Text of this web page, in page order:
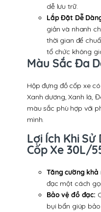
dễ lưu trữ.
Lắp Đặt Dễ
giản và nhanh
thời gian để
tổ chức không
Màu Sắc Đa
Hộp đựng đồ cốp xe
Xanh dương, Xanh lá,
màu sắc phù hợp với
mình.
Lợi Ích Khi
Cốp Xe 30L/
Tăng cường khả
đạc một cách
Bảo vệ đồ đạc:
bụi bẩn giúp